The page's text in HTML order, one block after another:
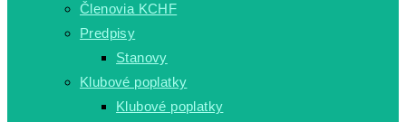
Členovia KCHF
Predpisy
Stanovy
Klubové poplatky
Klubové poplatky